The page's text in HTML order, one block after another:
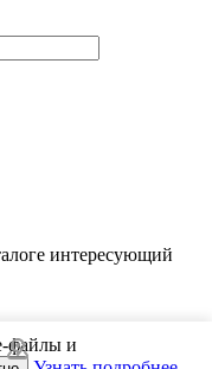
интересующий
файлы и